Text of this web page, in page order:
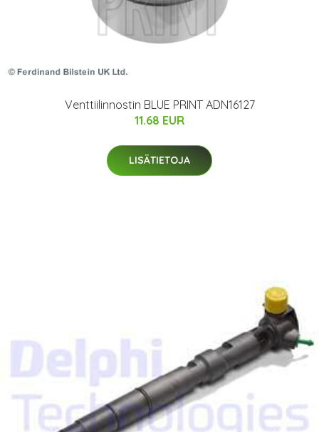
Venttiilinnostin BLUE PRINT ADN16127
11.68 EUR
LISÄTIETOJA